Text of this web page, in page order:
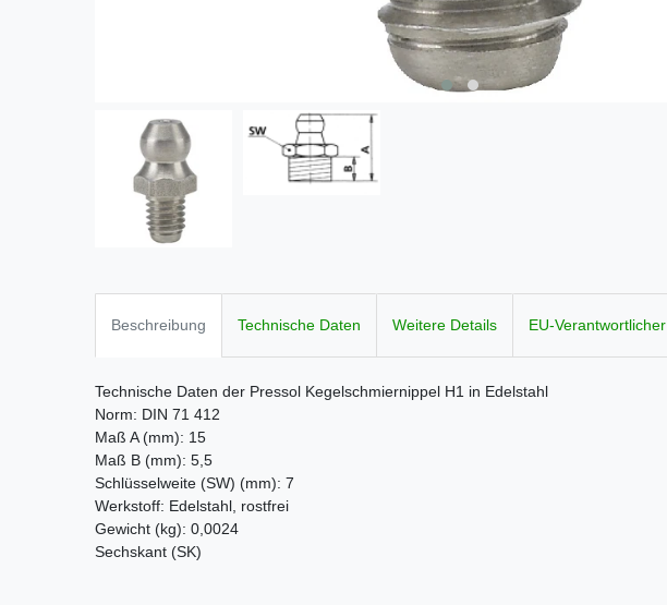
Beschreibung Technische Daten Weitere Details EU-Verantwortlicher
Technische Daten der Pressol Kegelschmiernippel H1 in Edelstahl
Norm: DIN 71 412
Maß A (mm): 15
Maß B (mm): 5,5
Schlüsselweite (SW) (mm): 7
Werkstoff: Edelstahl, rostfrei
Gewicht (kg): 0,0024
Sechskant (SK)